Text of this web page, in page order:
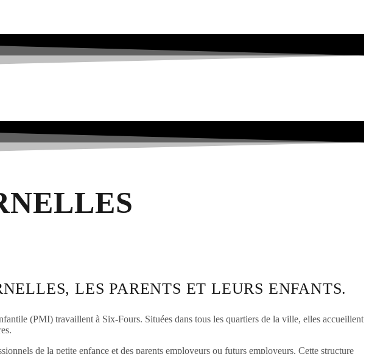
LES PARENTS ET LEURS ENFANTS.
(PMI) travaillent à Six-Fours. Situées dans tous les quartiers de la ville, elles accueillent
de la petite enfance et des parents employeurs ou futurs employeurs. Cette structure